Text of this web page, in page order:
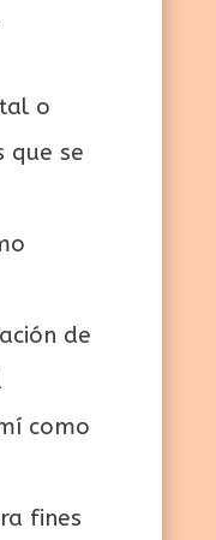
o
que se
de
como
fines